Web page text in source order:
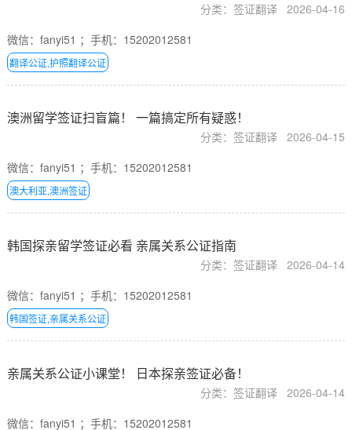
分类：签证翻译
2026-04-16
微信：fanyi51 ；手机：15202012581
翻译公证,护照翻译公证
澳洲留学签证扫盲篇！ 一篇搞定所有疑惑！
分类：签证翻译
2026-04-15
微信：fanyi51 ；手机：15202012581
澳大利亚,澳洲签证
韩国探亲留学签证必看 亲属关系公证指南
分类：签证翻译
2026-04-14
微信：fanyi51 ；手机：15202012581
韩国签证,亲属关系公证
亲属关系公证小课堂！ 日本探亲签证必备！
分类：签证翻译
2026-04-14
微信：fanyi51 ；手机：15202012581